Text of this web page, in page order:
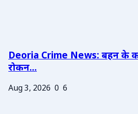
Deoria Crime News: बहन के
रोकन...
Aug 3, 2026 0 6